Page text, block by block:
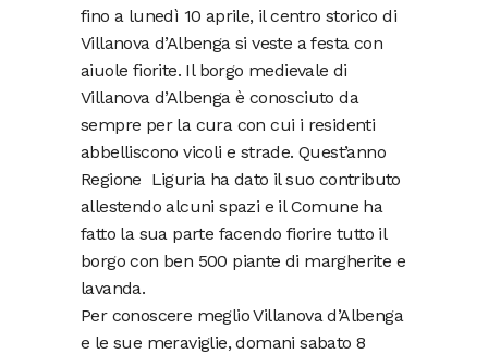
fino a lunedì 10 aprile, il centro storico di
Villanova d’Albenga si veste a festa con
aiuole fiorite. Il borgo medievale di
Villanova d’Albenga è conosciuto da
sempre per la cura con cui i residenti
abbelliscono vicoli e strade. Quest’anno
Regione Liguria ha dato il suo contributo
allestendo alcuni spazi e il Comune ha
fatto la sua parte facendo fiorire tutto il
borgo con ben 500 piante di margherite e
lavanda.
Per conoscere meglio Villanova d’Albenga
e le sue meraviglie, domani sabato 8